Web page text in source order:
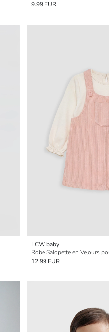
9.99 EUR
LCW baby
Robe Salopette en Velours
12.99 EUR